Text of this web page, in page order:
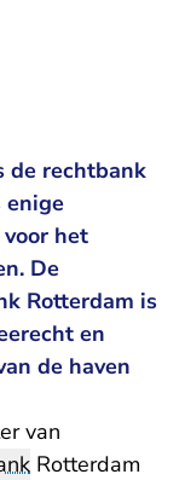
de rechtbank
enige
het
De
Rotterdam is
en
de haven
van
Rotterdam